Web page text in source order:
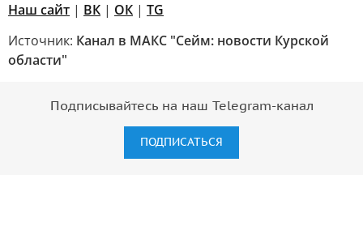
Наш сайт | ВК | ОК | TG
Источник: Канал в МАКС "Сейм: новости Курской
области"
Подписывайтесь на наш Telegram-канал
ПОДПИСАТЬСЯ